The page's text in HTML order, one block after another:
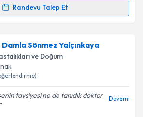
Randevu Talep Et
e-posta ile bilgilendireceğiz.
Damla Sönmez Yalçınkaya
ve Doğum
tavsiyesi ne de tanıdık doktor
Devamı